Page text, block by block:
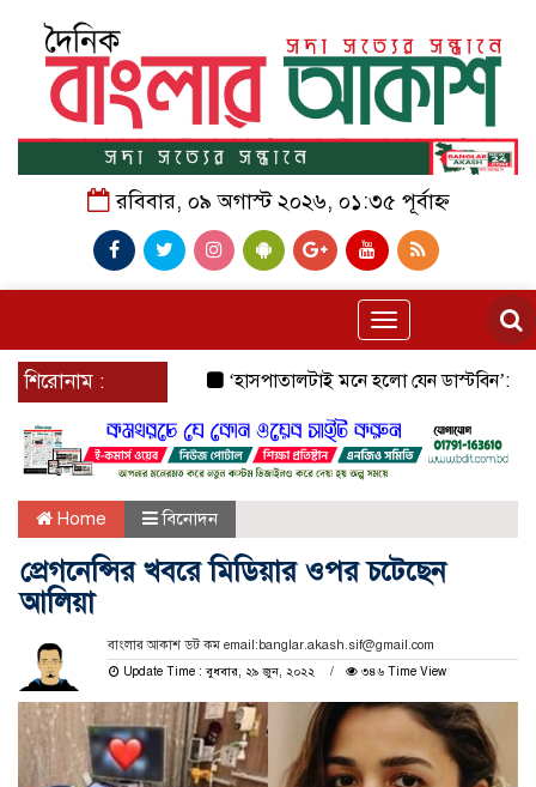
রবিবার, ০৯ অগাস্ট ২০২৬, ০১:৩৫ পূর্বাহ্ন
Toggle
navigation
শিরোনাম : ‘হাসপাতালটাই মনে হলো যেন ডাস্টবিন’:
Home বিনোদন
প্রেগনেন্সির খবরে মিডিয়ার ওপর চটেছেন
আলিয়া
বাংলার আকাশ ডট কম email:banglar.akash.sif@gmail.com
Update Time : বুধবার, ২৯ জুন, ২০২২
৩৪৬ Time View